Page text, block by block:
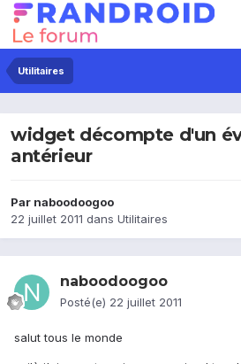
Utilitaires
widget décompte d'un
antérieur
Par naboodoogoo
22 juillet 2011 dans Utilitaires
naboodoogoo
Posté(e) 22 juillet 2011
salut tous le monde